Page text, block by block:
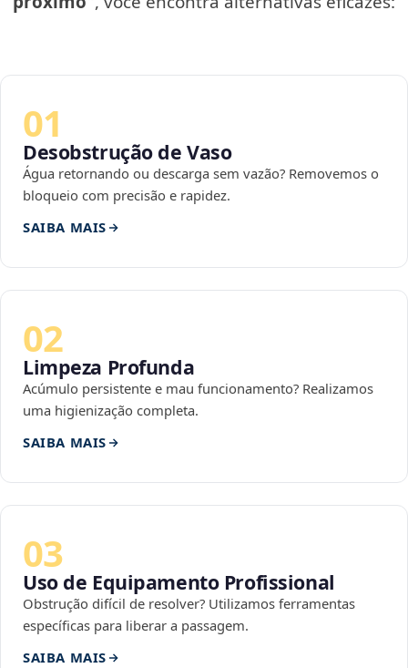
01
Desobstrução de Vaso
Água retornando ou descarga sem vazão? Removemos o
bloqueio com precisão e rapidez.
SAIBA MAIS
02
Limpeza Profunda
Acúmulo persistente e mau funcionamento? Realizamos
uma higienização completa.
SAIBA MAIS
03
Uso de Equipamento Profissional
Obstrução difícil de resolver? Utilizamos ferramentas
específicas para liberar a passagem.
SAIBA MAIS